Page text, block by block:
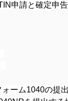
申請と確定申
ーム1040の提出